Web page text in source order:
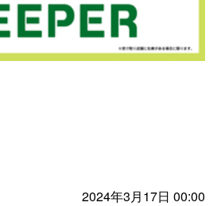
2024年3月17日 00:00